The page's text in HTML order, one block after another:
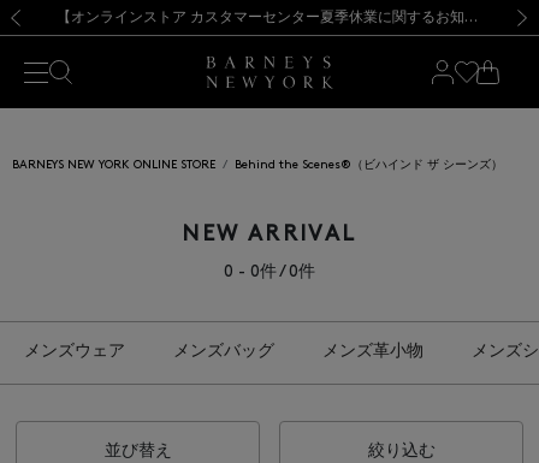
新規登録のお客様も対象！＜MY BARNEYS＞会員のお客様は11,000円（税込）以上のお買上げで常時送料無料！お買い物の際は会員登録を！
【夏季休業に伴う出荷一時停止のお知らせ】(2026.8.7) 【オンラインストア カスタマーセンター夏季休業に関するお知らせ】（2026.8.7）
【夏季休業に伴う返品・交換承り一時停止のお知らせ】（2026.8.5）
熊本県を中心とした地震の影響によるお荷物のお届けについて
【開催中】SUMMER SALEのご案内・ご注意事項 新規登録のお客様も対象！＜MY BARNEYS＞会員のお客様は11,000円（税込）以上のお買上げで常時送料無料！お買い物の際は会員登録を！
【夏季休業に伴う出荷一時停止のお知らせ】(2026.8.7)
BARNEYS NEW YORK ONLINE STORE Behind the Scenes®（ビハインド ザ シーンズ）
NEW ARRIVAL
0 - 0件 / 0件
メンズウェア メンズバッグ メンズ革小物 メンズ
並び替え 絞り込む